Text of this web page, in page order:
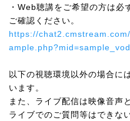
・ Web聴講をご希望の方は必
ご確認ください。
https://
ample.php?mid=sample_vod
以下の視聴環境以外の場合に
います。
また、ライブ配信は映像音声
ライブでのご質問等はできな